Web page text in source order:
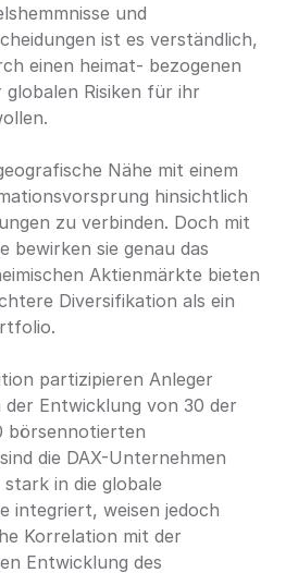
und
ist es verständlich,
einen heimat- bezogenen
Risiken für ihr
Nähe mit einem
hinsichtlich
zu verbinden. Doch mit
bewirken sie genau das
Aktienmärkte bieten
Diversifikation als ein
partizipieren Anleger
der Entwicklung von 30 der
börsennotierten
die DAX-Unternehmen
in die globale
integriert, weisen jedoch
Korrelation mit der
Entwicklung des